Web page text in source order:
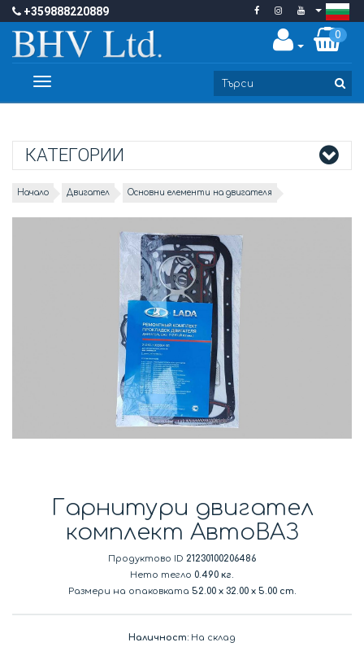
+359888220889
0
Toggle
КАТЕГОРИИ
Начало Двигател Основни елементи на двигателя
Гарнитури двигател
комплект АвтоВАЗ
Продуктово ID 21230100206486
Нето тегло 0.490 кг.
Размери на опаковката 52.00 x32.00 x5.00 cm.
Наличност: На склад